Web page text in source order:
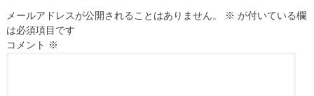
メールアドレスが公開されることはありません。 ※ が付いている欄
は必須項目です
コメント ※